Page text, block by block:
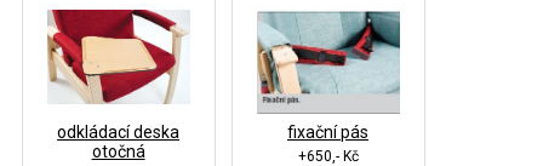
odkládací deska
otočná
fixační pás
+650,- Kč